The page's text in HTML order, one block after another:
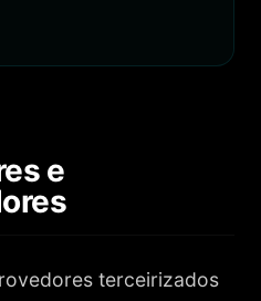
e
terceirizados